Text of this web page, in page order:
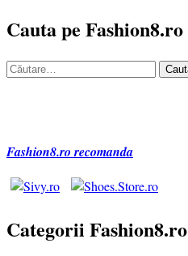
Cauta pe Fashion8.ro
Caută
Fashion8.ro recomanda
Categorii Fashion8.ro